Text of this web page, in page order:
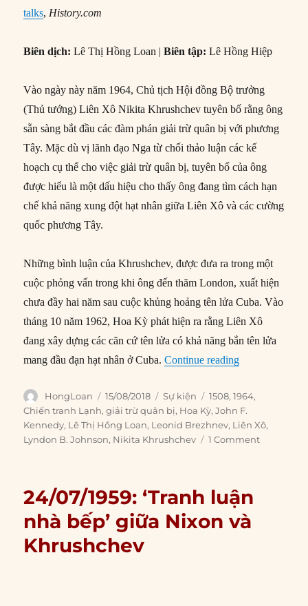
talks, History.com
Biên dịch: Lê Thị Hồng Loan |Biên tập:Lê Hồng Hiệp
Vào ngày này năm 1964, Chủ tịch Hội đồng Bộ trưởng
(Thủ tướng) Liên Xô Nikita Khrushchev tuyên bố rằng ông
sẵn sàng bắt đầu các đàm phán giải trừ quân bị với phương
Tây. Mặc dù vị lãnh đạo Nga từ chối thảo luận các kế
hoạch cụ thể cho việc giải trừ quân bị, tuyên bố của ông
được hiểu là một dấu hiệu cho thấy ông đang tìm cách hạn
chế khả năng xung đột hạt nhân giữa Liên Xô và các cường
quốc phương Tây.
Những bình luận của Khrushchev, được đưa ra trong một
cuộc phỏng vấn trong khi ông đến thăm London, xuất hiện
chưa đầy hai năm sau cuộc khủng hoảng tên lửa Cuba. Vào
tháng 10 năm 1962, Hoa Kỳ phát hiện ra rằng Liên Xô
đang xây dựng các căn cứ tên lửa có khả năng bắn tên lửa
mang đầu đạn hạt nhân ở Cuba.Continue reading“15/08/1964:
Author
HongLoan
Posted
on
15/08/2018 Categories
Sự kiện Tags
1508,1964,
Chiến tranh Lạnh,giải trừ quân bị, Hoa Kỳ,John F.
Kennedy, Lê Thị Hồng Loan, Leonid Brezhnev, Liên Xô,
Lyndon B. Johnson, Nikita Khrushchev 1 Comment
24/07/1959: ‘Tranh luận
nhà bếp’ giữa Nixon và
Khrushchev